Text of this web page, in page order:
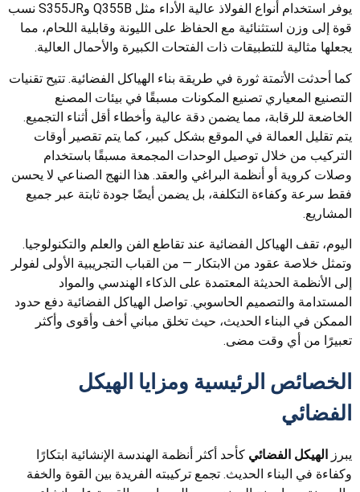
يوفر استخدام أنواع الفولاذ عالية الأداء مثل Q355B وS355JR نسب
قوة إلى وزن استثنائية مع الحفاظ على الليونة وقابلية اللحام، مما
يجعلها مثالية للتطبيقات ذات الفتحات الكبيرة والأحمال العالية.
كما أحدثت الأتمتة ثورة في طريقة بناء الهياكل الفضائية. تتيح تقنيات
التصنيع المعياري تصنيع المكونات مسبقًا في بيئات المصنع
الخاضعة للرقابة، مما يضمن دقة عالية وأخطاء أقل أثناء التجميع.
يتم تقليل العمالة في الموقع بشكل كبير، كما يتم تقصير أوقات
التركيب من خلال توصيل الوحدات المجمعة مسبقًا باستخدام
وصلات كروية أو أنظمة البراغي والعقد. هذا النهج الصناعي لا يحسن
فقط سرعة وكفاءة التكلفة، بل يضمن أيضًا جودة ثابتة عبر جميع
المشاريع.
اليوم، تقف الهياكل الفضائية عند تقاطع الفن والعلم والتكنولوجيا.
وتمثل خلاصة عقود من الابتكار — من القباب التجريبية الأولى لفولر
إلى الأنظمة الحديثة المعتمدة على الذكاء الهندسي والمواد
المستدامة والتصميم الحاسوبي. تواصل الهياكل الفضائية دفع حدود
الممكن في البناء الحديث، حيث تخلق مباني أخف وأقوى وأكثر
تعبيرًا من أي وقت مضى.
الخصائص الرئيسية ومزايا الهيكل
الفضائي
يبرز الهيكل الفضائي كأحد أكثر أنظمة الهندسة الإنشائية ابتكارًا
وكفاءة في البناء الحديث. تجمع تركيبته الفريدة بين القوة والخفة